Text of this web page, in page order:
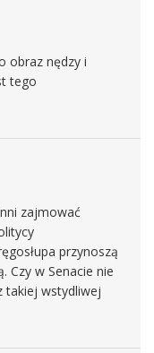
obraz nędzy i
tego
zajmować
przynoszą
Czy w Senacie nie
takiej wstydliwej